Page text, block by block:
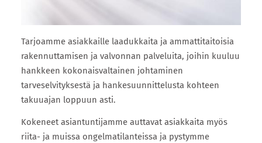
Tarjoamme asiakkaille laadukkaita ja ammattitaitoisia
rakennuttamisen ja valvonnan palveluita, joihin kuuluu
hankkeen kokonaisvaltainen johtaminen
tarveselvityksestä ja hankesuunnittelusta kohteen
takuuajan loppuun asti.
Kokeneet asiantuntijamme auttavat asiakkaita myös
riita- ja muissa ongelmatilanteissa ja pystymme